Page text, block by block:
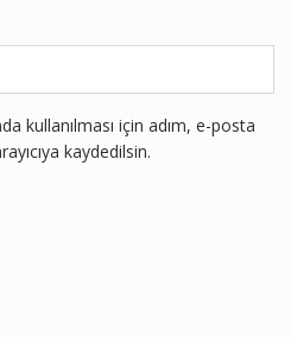
kullanılması için adım, e-posta
kaydedilsin.